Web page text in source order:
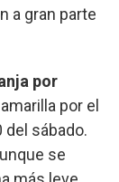
a gran parte
por
por el
sábado.
se